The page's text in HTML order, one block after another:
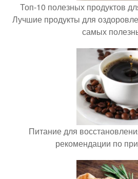
Топ-10 полезных продуктов
Лучшие продукты для
самых
Питание для
рекомендации по